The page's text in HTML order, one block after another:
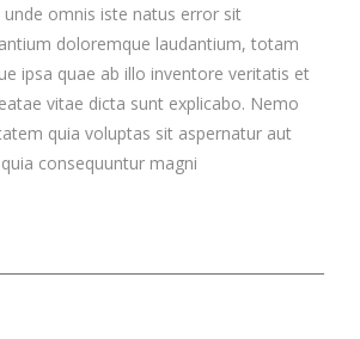
unde omnis iste natus error sit
doloremque laudantium, totam
ipsa quae ab illo inventore veritatis et
vitae dicta sunt explicabo. Nemo
quia voluptas sit aspernatur aut
consequuntur magni